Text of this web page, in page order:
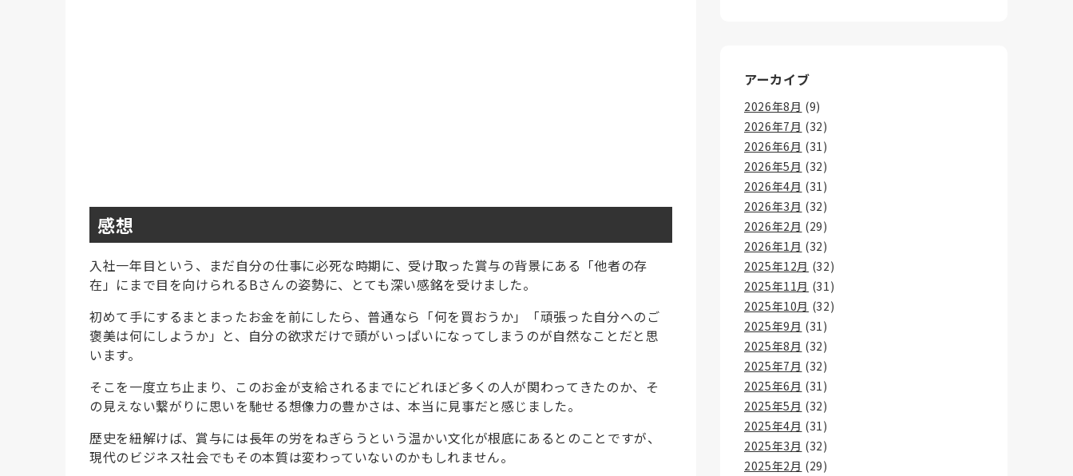
感想
入社一年目という、まだ自分の仕事に必死な時期に、受け取った賞与の背景にある「他者の存
在」にまで目を向けられるBさんの姿勢に、とても深い感銘を受けました。
初めて手にするまとまったお金を前にしたら、普通なら「何を買おうか」「頑張った自分へのご
褒美は何にしようか」と、自分の欲求だけで頭がいっぱいになってしまうのが自然なことだと思
います。
そこを一度立ち止まり、このお金が支給されるまでにどれほど多くの人が関わってきたのか、そ
の見えない繋がりに思いを馳せる想像力の豊かさは、本当に見事だと感じました。
歴史を紐解けば、賞与には長年の労をねぎらうという温かい文化が根底にあるとのことですが、
現代のビジネス社会でもその本質は変わっていないのかもしれません。
アーカイブ
2026年8月 (9)
2026年7月 (32)
2026年6月 (31)
2026年5月 (32)
2026年4月 (31)
2026年3月 (32)
2026年2月 (29)
2026年1月 (32)
2025年12月 (32)
2025年11月 (31)
2025年10月 (32)
2025年9月 (31)
2025年8月 (32)
2025年7月 (32)
2025年6月 (31)
2025年5月 (32)
2025年4月 (31)
2025年3月 (32)
2025年2月 (29)